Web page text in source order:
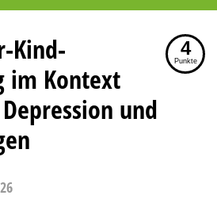
Kind-
im Kontext
und
4
Punkte